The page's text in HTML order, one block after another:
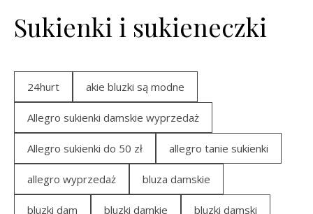
Sukienki i sukieneczki
24hurt akie bluzki są modne
Allegro sukienki damskie wyprzedaż
Allegro sukienki do 50 zł allegro tanie sukienki
allegro wyprzedaż bluza damskie
bluzki dam bluzki damkie bluzki damski